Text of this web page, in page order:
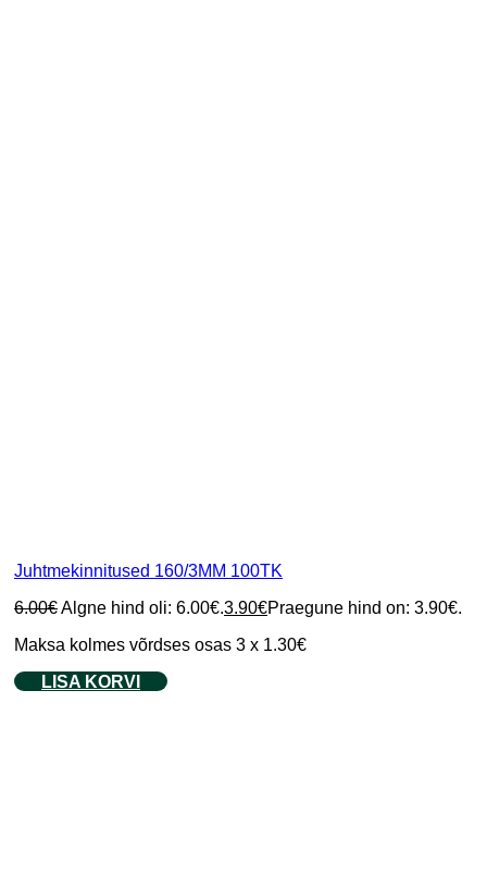
Juhtmekinnitused 160/3MM 100TK
6.00€Algne hind oli: 6.00€.3.90€Praegune hind on: 3.90€.
Maksa kolmes võrdses osas 3 x 1.30€
LISA KORVI